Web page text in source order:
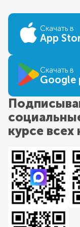
Скачать в
App
Скачать в
Google
курсе всех